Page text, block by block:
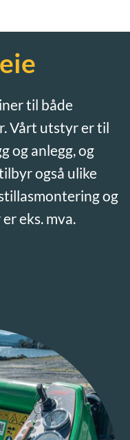
til både
Vårt utstyr er til
og anlegg, og
også ulike
og
eks. mva.